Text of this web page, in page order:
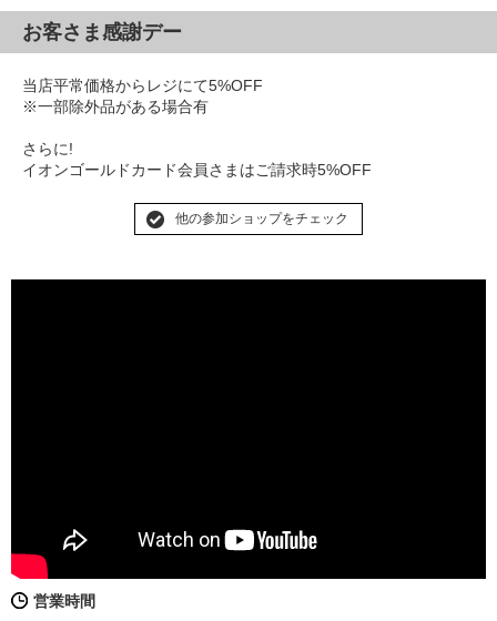
お客さま感謝デー
当店平常価格からレジにて5%OFF
※一部除外品がある場合有
さらに!
イオンゴールドカード会員さまはご請求時5%OFF
他の参加ショップをチェック
営業時間